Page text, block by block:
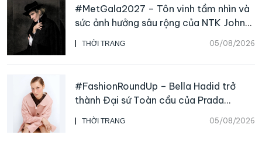
THỜI TRANG 05/08/2026
#MetGala2027 – Tôn vinh tầm nhìn và
sức ảnh hưởng sâu rộng của NTK John
Galliano
THỜI TRANG 05/08/2026
#FashionRoundUp – Bella Hadid trở
thành Đại sứ Toàn cầu của Prada
Beauty, CHANEL mua lại Charvet